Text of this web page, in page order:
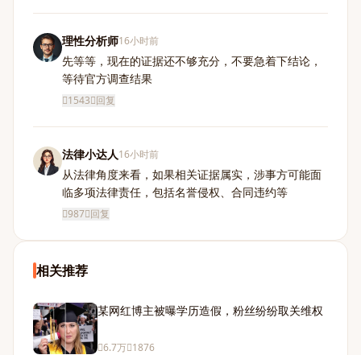
理性分析师16小时前
先等等，现在的证据还不够充分，不要急着下结论，
等待官方调查结果
1543 回复
法律小达人16小时前
从法律角度来看，如果相关证据属实，涉事方可能面
临多项法律责任，包括名誉侵权、合同违约等
987 回复
相关推荐
某网红博主被曝学历造假，粉丝纷纷取关维权
6.7万 1876